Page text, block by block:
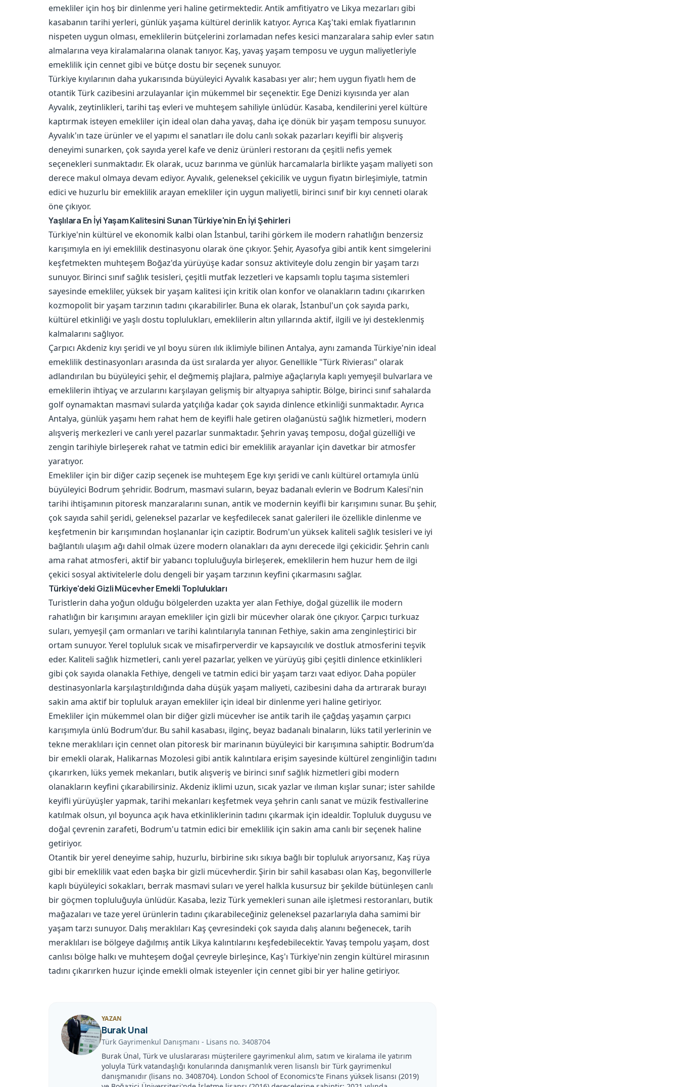
emekliler için hoş bir dinlenme yeri haline getirmektedir. Antik amfitiyatro ve Likya mezarları gibi
kasabanın tarihi yerleri, günlük yaşama kültürel derinlik katıyor. Ayrıca Kaş'taki emlak fiyatlarının
nispeten uygun olması, emeklilerin bütçelerini zorlamadan nefes kesici manzaralara sahip evler satın
almalarına veya kiralamalarına olanak tanıyor. Kaş, yavaş yaşam temposu ve uygun maliyetleriyle
emeklilik için cennet gibi ve bütçe dostu bir seçenek sunuyor.
Türkiye kıyılarının daha yukarısında büyüleyici Ayvalık kasabası yer alır; hem uygun fiyatlı hem de
otantik Türk cazibesini arzulayanlar için mükemmel bir seçenektir. Ege Denizi kıyısında yer alan
Ayvalık, zeytinlikleri, tarihi taş evleri ve muhteşem sahiliyle ünlüdür. Kasaba, kendilerini yerel kültüre
kaptırmak isteyen emekliler için ideal olan daha yavaş, daha içe dönük bir yaşam temposu sunuyor.
Ayvalık'ın taze ürünler ve el yapımı el sanatları ile dolu canlı sokak pazarları keyifli bir alışveriş
deneyimi sunarken, çok sayıda yerel kafe ve deniz ürünleri restoranı da çeşitli nefis yemek
seçenekleri sunmaktadır. Ek olarak, ucuz barınma ve günlük harcamalarla birlikte yaşam maliyeti son
derece makul olmaya devam ediyor. Ayvalık, geleneksel çekicilik ve uygun fiyatın birleşimiyle, tatmin
edici ve huzurlu bir emeklilik arayan emekliler için uygun maliyetli, birinci sınıf bir kıyı cenneti olarak
öne çıkıyor.
Yaşlılara En İyi Yaşam Kalitesini Sunan Türkiye'nin En İyi Şehirleri
Türkiye'nin kültürel ve ekonomik kalbi olan İstanbul, tarihi görkem ile modern rahatlığın benzersiz
karışımıyla en iyi emeklilik destinasyonu olarak öne çıkıyor. Şehir, Ayasofya gibi antik kent simgelerini
keşfetmekten muhteşem Boğaz'da yürüyüşe kadar sonsuz aktiviteyle dolu zengin bir yaşam tarzı
sunuyor. Birinci sınıf sağlık tesisleri, çeşitli mutfak lezzetleri ve kapsamlı toplu taşıma sistemleri
sayesinde emekliler, yüksek bir yaşam kalitesi için kritik olan konfor ve olanakların tadını çıkarırken
kozmopolit bir yaşam tarzının tadını çıkarabilirler. Buna ek olarak, İstanbul'un çok sayıda parkı,
kültürel etkinliği ve yaşlı dostu toplulukları, emeklilerin altın yıllarında aktif, ilgili ve iyi desteklenmiş
kalmalarını sağlıyor.
Çarpıcı Akdeniz kıyı şeridi ve yıl boyu süren ılık iklimiyle bilinen Antalya, aynı zamanda Türkiye'nin ideal
emeklilik destinasyonları arasında da üst sıralarda yer alıyor. Genellikle "Türk Rivierası" olarak
adlandırılan bu büyüleyici şehir, el değmemiş plajlara, palmiye ağaçlarıyla kaplı yemyeşil bulvarlara ve
emeklilerin ihtiyaç ve arzularını karşılayan gelişmiş bir altyapıya sahiptir. Bölge, birinci sınıf sahalarda
golf oynamaktan masmavi sularda yatçılığa kadar çok sayıda dinlence etkinliği sunmaktadır. Ayrıca
Antalya, günlük yaşamı hem rahat hem de keyifli hale getiren olağanüstü sağlık hizmetleri, modern
alışveriş merkezleri ve canlı yerel pazarlar sunmaktadır. Şehrin yavaş temposu, doğal güzelliği ve
zengin tarihiyle birleşerek rahat ve tatmin edici bir emeklilik arayanlar için davetkar bir atmosfer
yaratıyor.
Emekliler için bir diğer cazip seçenek ise muhteşem Ege kıyı şeridi ve canlı kültürel ortamıyla ünlü
büyüleyici Bodrum şehridir. Bodrum, masmavi suların, beyaz badanalı evlerin ve Bodrum Kalesi'nin
tarihi ihtişamının pitoresk manzaralarını sunan, antik ve modernin keyifli bir karışımını sunar. Bu şehir,
çok sayıda sahil şeridi, geleneksel pazarlar ve keşfedilecek sanat galerileri ile özellikle dinlenme ve
keşfetmenin bir karışımından hoşlananlar için caziptir. Bodrum'un yüksek kaliteli sağlık tesisleri ve iyi
bağlantılı ulaşım ağı dahil olmak üzere modern olanakları da aynı derecede ilgi çekicidir. Şehrin canlı
ama rahat atmosferi, aktif bir yabancı topluluğuyla birleşerek, emeklilerin hem huzur hem de ilgi
çekici sosyal aktivitelerle dolu dengeli bir yaşam tarzının keyfini çıkarmasını sağlar.
Türkiye'deki Gizli Mücevher Emekli Toplulukları
Turistlerin daha yoğun olduğu bölgelerden uzakta yer alan Fethiye, doğal güzellik ile modern
rahatlığın bir karışımını arayan emekliler için gizli bir mücevher olarak öne çıkıyor. Çarpıcı turkuaz
suları, yemyeşil çam ormanları ve tarihi kalıntılarıyla tanınan Fethiye, sakin ama zenginleştirici bir
ortam sunuyor. Yerel topluluk sıcak ve misafirperverdir ve kapsayıcılık ve dostluk atmosferini teşvik
eder. Kaliteli sağlık hizmetleri, canlı yerel pazarlar, yelken ve yürüyüş gibi çeşitli dinlence etkinlikleri
gibi çok sayıda olanakla Fethiye, dengeli ve tatmin edici bir yaşam tarzı vaat ediyor. Daha popüler
destinasyonlarla karşılaştırıldığında daha düşük yaşam maliyeti, cazibesini daha da artırarak burayı
sakin ama aktif bir topluluk arayan emekliler için ideal bir dinlenme yeri haline getiriyor.
Emekliler için mükemmel olan bir diğer gizli mücevher ise antik tarih ile çağdaş yaşamın çarpıcı
karışımıyla ünlü Bodrum'dur. Bu sahil kasabası, ilginç, beyaz badanalı binaların, lüks tatil yerlerinin ve
tekne meraklıları için cennet olan pitoresk bir marinanın büyüleyici bir karışımına sahiptir. Bodrum'da
bir emekli olarak, Halikarnas Mozolesi gibi antik kalıntılara erişim sayesinde kültürel zenginliğin tadını
çıkarırken, lüks yemek mekanları, butik alışveriş ve birinci sınıf sağlık hizmetleri gibi modern
olanakların keyfini çıkarabilirsiniz. Akdeniz iklimi uzun, sıcak yazlar ve ılıman kışlar sunar; ister sahilde
keyifli yürüyüşler yapmak, tarihi mekanları keşfetmek veya şehrin canlı sanat ve müzik festivallerine
katılmak olsun, yıl boyunca açık hava etkinliklerinin tadını çıkarmak için idealdir. Topluluk duygusu ve
doğal çevrenin zarafeti, Bodrum'u tatmin edici bir emeklilik için sakin ama canlı bir seçenek haline
getiriyor.
Otantik bir yerel deneyime sahip, huzurlu, birbirine sıkı sıkıya bağlı bir topluluk arıyorsanız, Kaş rüya
gibi bir emeklilik vaat eden başka bir gizli mücevherdir. Şirin bir sahil kasabası olan Kaş, begonvillerle
kaplı büyüleyici sokakları, berrak masmavi suları ve yerel halkla kusursuz bir şekilde bütünleşen canlı
bir göçmen topluluğuyla ünlüdür. Kasaba, leziz Türk yemekleri sunan aile işletmesi restoranları, butik
mağazaları ve taze yerel ürünlerin tadını çıkarabileceğiniz geleneksel pazarlarıyla daha samimi bir
yaşam tarzı sunuyor. Dalış meraklıları Kaş çevresindeki çok sayıda dalış alanını beğenecek, tarih
meraklıları ise bölgeye dağılmış antik Likya kalıntılarını keşfedebilecektir. Yavaş tempolu yaşam, dost
canlısı bölge halkı ve muhteşem doğal çevreyle birleşince, Kaş'ı Türkiye'nin zengin kültürel mirasının
tadını çıkarırken huzur içinde emekli olmak isteyenler için cennet gibi bir yer haline getiriyor.
YAZAN
Burak Unal
Türk Gayrimenkul Danışmanı - Lisans no. 3408704
Burak Ünal, Türk ve uluslararası müşterilere gayrimenkul alım, satım ve kiralama ile yatırım
yoluyla Türk vatandaşlığı konularında danışmanlık veren lisanslı bir Türk gayrimenkul
danışmanıdır (lisans no. 3408704). London School of Economics'te Finans yüksek lisansı (2019)